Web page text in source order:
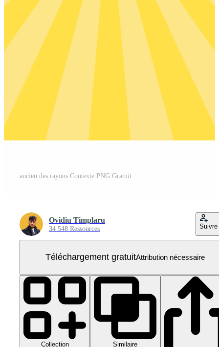
ancien des rayons Contexte PNG Gratuit
Ovidiu Timplaru
34 548 Ressources Suivre
Téléchargement gratuitAttribution nécessaire
Collection Similaire